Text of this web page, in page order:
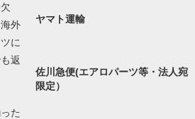
外
に
返
た
ヤマト運輸
佐川急便(エアロパーツ等・法人宛
限定）